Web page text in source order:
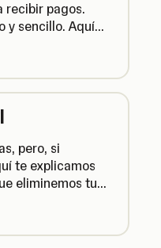
recibir pagos.
y sencillo. Aquí
pero, si
te explicamos
eliminemos tu